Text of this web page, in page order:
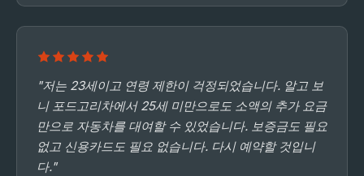
"저는 23세이고 연령 제한이 걱정되었습니다. 알고 보
니 포드고리차에서 25세 미만으로도 소액의 추가 요금
만으로 자동차를 대여할 수 있었습니다. 보증금도 필요
없고 신용카드도 필요 없습니다. 다시 예약할 것입니
다."